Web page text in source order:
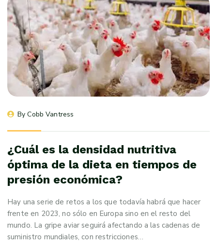
By Cobb Vantress
¿Cuál es la densidad nutritiva
óptima de la dieta en tiempos de
presión económica?
Hay una serie de retos a los que todavía habrá que hacer
frente en 2023, no sólo en Europa sino en el resto del
mundo. La gripe aviar seguirá afectando a las cadenas de
suministro mundiales, con restricciones…